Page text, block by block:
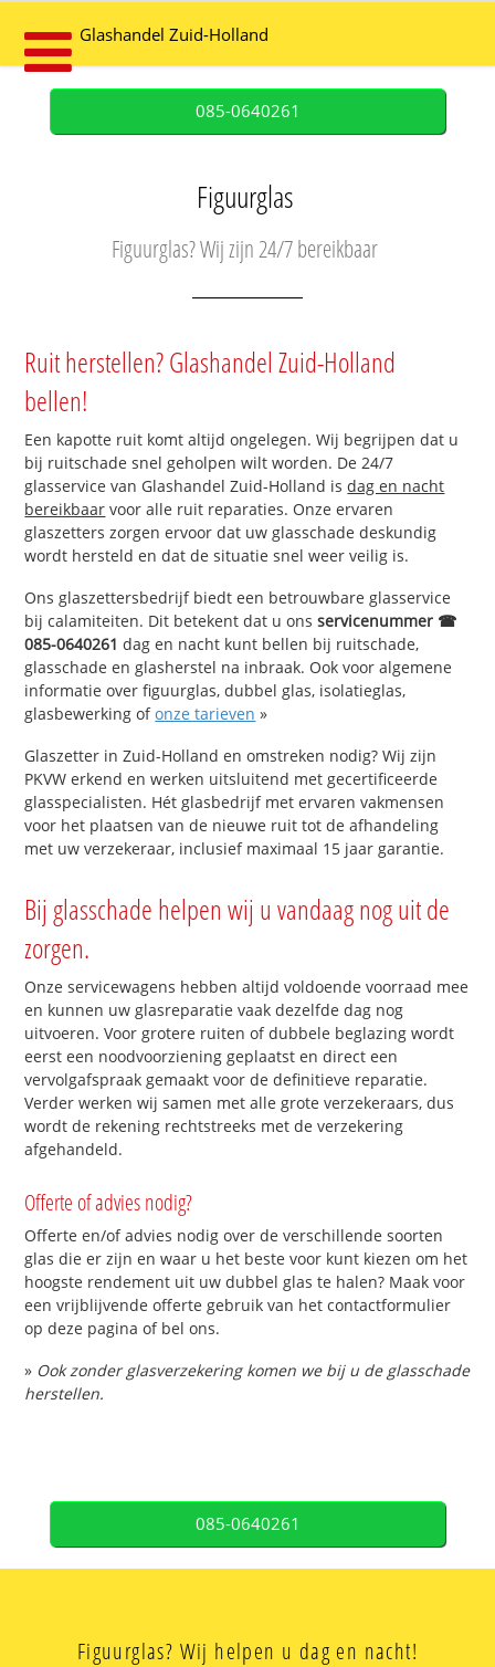
Glashandel Zuid-Holland
085-0640261
Figuurglas
Figuurglas? Wij zijn 24/7 bereikbaar
Ruit herstellen? Glashandel Zuid-Holland
bellen!
Een kapotte ruit komt altijd ongelegen. Wij begrijpen dat u
bij ruitschade snel geholpen wilt worden. De 24/7
glasservice van Glashandel Zuid-Holland isdag en nacht
bereikbaar voor alle ruit reparaties. Onze ervaren
glaszetters zorgen ervoor dat uw glasschade deskundig
wordt hersteld en dat de situatie snel weer veilig is.
Ons glaszettersbedrijf biedt een betrouwbare glasservice
bij calamiteiten. Dit betekent dat u onsservicenummer ☎
085-0640261 dag en nacht kunt bellen bij ruitschade,
glasschade en glasherstel na inbraak. Ook voor algemene
informatie over figuurglas, dubbel glas, isolatieglas,
glasbewerking ofonze tarieven »
Glaszetter in Zuid-Holland en omstreken nodig? Wij zijn
PKVW erkend en werken uitsluitend met gecertificeerde
glasspecialisten. Hét glasbedrijf met ervaren vakmensen
voor het plaatsen van de nieuwe ruit tot de afhandeling
met uw verzekeraar, inclusief maximaal 15 jaar garantie.
Bij glasschade helpen wij u vandaag nog uit de
zorgen.
Onze servicewagens hebben altijd voldoende voorraad mee
en kunnen uw glasreparatie vaak dezelfde dag nog
uitvoeren. Voor grotere ruiten of dubbele beglazing wordt
eerst een noodvoorziening geplaatst en direct een
vervolgafspraak gemaakt voor de definitieve reparatie.
Verder werken wij samen met alle grote verzekeraars, dus
wordt de rekening rechtstreeks met de verzekering
afgehandeld.
Offerte of advies nodig?
Offerte en/of advies nodig over de verschillende soorten
glas die er zijn en waar u het beste voor kunt kiezen om het
hoogste rendement uit uw dubbel glas te halen? Maak voor
een vrijblijvende offerte gebruik van het contactformulier
op deze pagina of bel ons.
» Ook zonder glasverzekering komen we bij u de glasschade
herstellen.
085-0640261
Figuurglas? Wij helpen u dag en nacht!